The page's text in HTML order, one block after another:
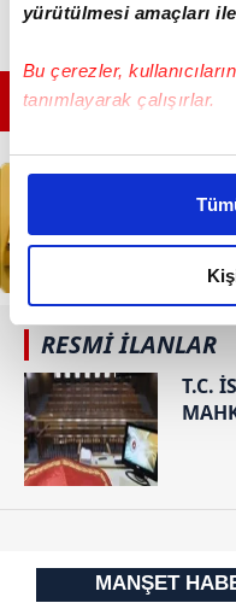
yürütülmesi amaçları
Bu çerezler,
tanımlayarak çalışırlar.
Bu çerezlere izin
daha iyi reklam
amacımızın size daha
olduğunu ve sizlere en
elimizden gelen çabayı
reklamların
kalemimiz olduğunu
Her halükârda,
takdirde, kullanıcılara
gösterilmeyecektir."
Sizlere daha iyi bir
kullanılmaktadır. Bu
GÜNÜN EN
RESMİ İLANLAR
T.C.
MANŞET